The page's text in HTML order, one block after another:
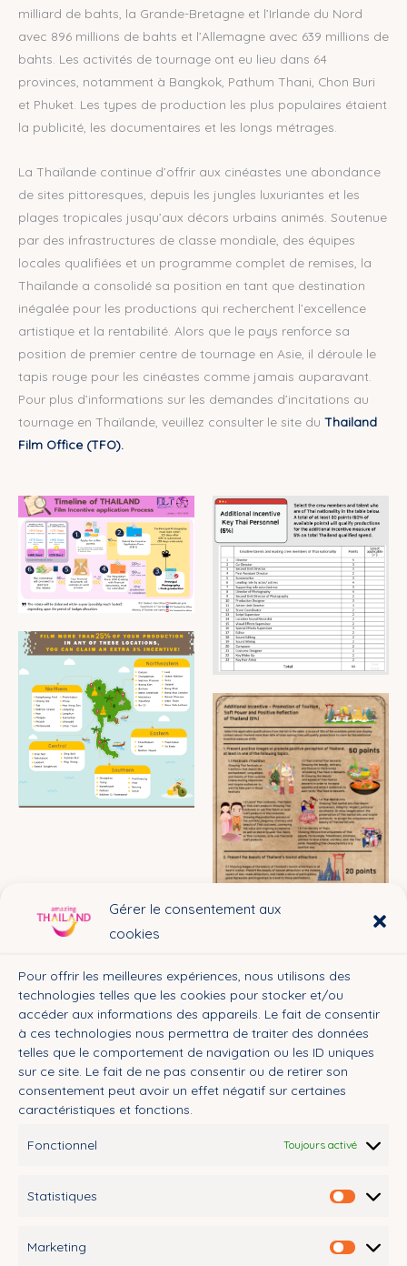
Gérer le consentement aux
cookies
Pour offrir les meilleures expériences, nous utilisons des
technologies telles que les cookies pour stocker et/ou
accéder aux informations des appareils. Le fait de consentir
à ces technologies nous permettra de traiter des données
telles que le comportement de navigation ou les ID uniques
sur ce site. Le fait de ne pas consentir ou de retirer son
consentement peut avoir un effet négatif sur certaines
caractéristiques et fonctions.
Fonctionnel Toujours activé
Statistiques
Marketing
milliard de bahts, la Grande-Bretagne et l’Irlande du Nord
avec 896 millions de bahts et l’Allemagne avec 639 millions de
bahts. Les activités de tournage ont eu lieu dans 64
provinces, notamment à Bangkok, Pathum Thani, Chon Buri
et Phuket. Les types de production les plus populaires étaient
la publicité, les documentaires et les longs métrages.
La Thaïlande continue d’offrir aux cinéastes une abondance
de sites pittoresques, depuis les jungles luxuriantes et les
plages tropicales jusqu’aux décors urbains animés. Soutenue
par des infrastructures de classe mondiale, des équipes
locales qualifiées et un programme complet de remises, la
Thaïlande a consolidé sa position en tant que destination
inégalée pour les productions qui recherchent l’excellence
artistique et la rentabilité. Alors que le pays renforce sa
position de premier centre de tournage en Asie, il déroule le
tapis rouge pour les cinéastes comme jamais auparavant.
Pour plus d’informations sur les demandes d’incitations au
tournage en Thaïlande, veuillez consulter le site du Thailand
Film Office (TFO).
for: E-learning